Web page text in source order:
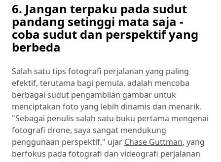
6. Jangan terpaku pada sudut
pandang setinggi mata saja -
coba sudut dan perspektif yang
berbeda
Salah satu tips fotografi perjalanan yang paling
efektif, terutama bagi pemula, adalah mencoba
berbagai sudut pengambilan gambar untuk
menciptakan foto yang lebih dinamis dan menarik.
"Sebagai penulis salah satu buku pertama mengenai
fotografi drone, saya sangat mendukung
penggunaan perspektif," ujar Chase Guttman, yang
berfokus pada fotografi dan videografi perjalanan